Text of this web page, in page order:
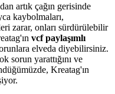
artık çağın gerisinde
kaybolmaları,
zarar, onları sürdürülebilir
vcf paylaşımlı
elveda diyebilirsiniz.
sorun yarattığını ve
Kreatag'ın